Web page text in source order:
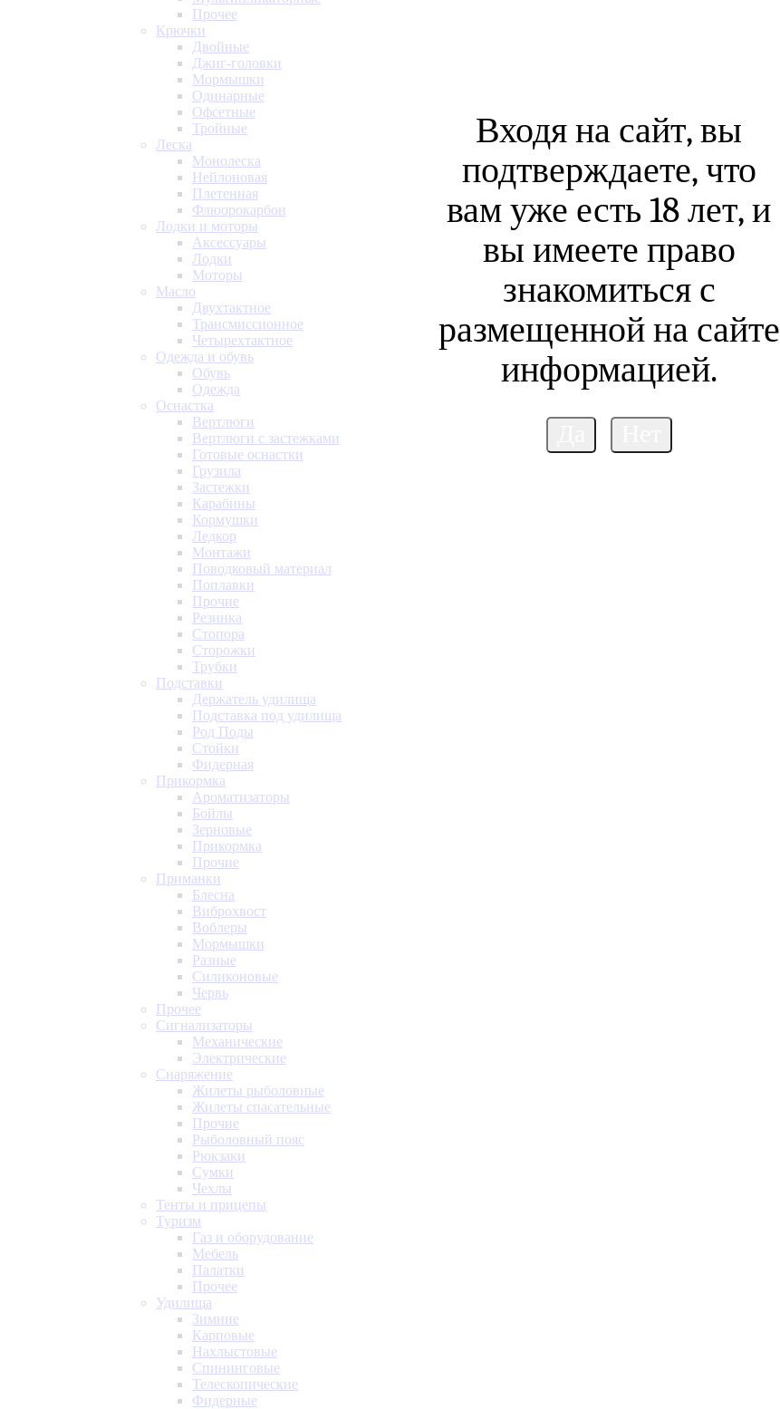
Прочее
Крючки
Двойные
Джиг-головки
Мормышки
Одинарные
Офсетные
Тройные
Леска
Монолеска
Нейлоновая
Плетенная
Флюорокарбон
Лодки и моторы
Аксессуары
Лодки
Моторы
Масло
Двухтактное
Трансмиссионное
Четырехтактное
Одежда и обувь
Обувь
Одежда
Оснастка
Вертлюги
Вертлюги с застежками
Готовые оснастки
Грузила
Застежки
Карабины
Кормушки
Ледкор
Монтажи
Поводковый материал
Поплавки
Прочие
Резинка
Стопора
Сторожки
Трубки
Подставки
Держатель удилища
Подставка под удилища
Род Поды
Стойки
Фидерная
Прикормка
Ароматизаторы
Бойлы
Зерновые
Прикормка
Прочие
Приманки
Блесна
Виброхвост
Воблеры
Мормышки
Разные
Силиконовые
Червь
Прочее
Сигнализаторы
Механические
Электрические
Снаряжение
Жилеты рыболовные
Жилеты спасательные
Прочие
Рыболовный пояс
Рюкзаки
Сумки
Чехлы
Тенты и прицепы
Туризм
Газ и оборудование
Мебель
Палатки
Прочее
Удилища
Зимние
Карповые
Нахлыстовые
Спининговые
Телескопические
Фидерные
Входя на сайт, вы
подтверждаете, что
вам уже есть 18 лет, и
вы имеете право
знакомиться с
размещенной на сайте
информацией.